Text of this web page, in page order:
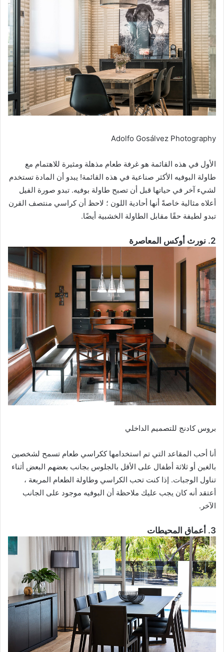
Adolfo Gosálvez Photography
الأول في هذه القائمة هو غرفة طعام مذهلة ومثيرة للاهتمام مع
طاولة البوفيه الأكثر صناعية في هذه القائمة! يبدو أن المادة تستخدم
لشيء آخر في حياتها قبل أن تصبح طاولة بوفيه. تبدو صورة الفيل
أعلاه مثالية خاصةً أنها أحادية اللون ؛ لاحظ أن كراسي منتصف القرن
تبدو لطيفة حقًا مقابل الطاولة الخشبية أيضًا.
2. نورث أوكس المعاصرة
بروس كادنج للتصميم الداخلي
أنا أحب المقاعد التي تم استخدامها ككراسي طعام تسمح لشخصين
بالغين أو ثلاثة أطفال على الأقل بالجلوس بجانب بعضهم البعض أثناء
تناول الوجبات. إذا كنت تحب الكراسي وطاولة الطعام المربعة ،
أعتقد أنه كان يجب عليك ملاحظة أن البوفيه موجود على الجانب
الآخر.
3. أعماق المحيطات